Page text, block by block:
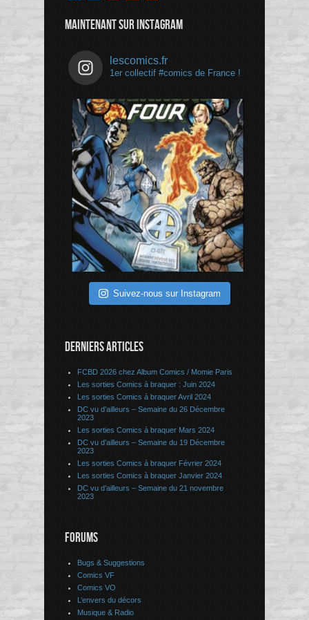
MAINTENANT SUR INSTAGRAM
lescomics.fr
1er collectif #comics de France !
Suivez-nous sur Instagram
DERNIERS ARTICLES
FCBD 2026 chez Album Comics / Momie Paris
Les sorties Comics à braquer : Juin 2024
Les sorties Comics à braquer Avril 2024
DC vu d’ailleurs – Semaine du 26 Décembre
2023
Les sorties Comics à braquer Mars 2024
DC vu d’ailleurs – Semaine du 19 Décembre
2023
Les sorties Comics à braquer Février 2024
Les sorties Comics à braquer Janvier 2024
DC vu d’ailleurs – Semaine du 21 novembre
2023
FORUMS
Bugs & Suggestions
Comics VF
Comics VO
L’envers du décors
Musique & Radio